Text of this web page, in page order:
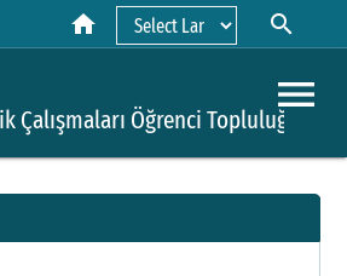
home search
Çalışmaları Öğrenci Topluluğu
menu